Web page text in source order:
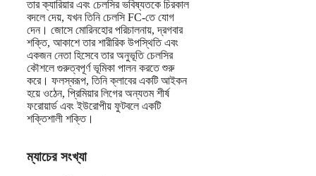
তার ক্যারিয়ার এবং চেলসির ভবিষ্যতকে চিরকাল
বদলে দেয়, যখন তিনি চেলসি FC-তে যোগ
দেন। জোসে মোরিনহোর পরিচালনায়, দ্রগবার
শক্তি, আকাশে তার শারীরিক উপস্থিতি এবং
একজন নেতা হিসেবে তার অনুভূতি চেলসির
কৌশলে গুরুত্বপূর্ণ ভূমিকা পালন করতে শুরু
করে। ফলস্বরূপ, তিনি ক্লাবের একটি আইকন
হয়ে ওঠেন, প্রিমিয়ার লিগের অন্যতম শীর্ষ
ফরোয়ার্ড এবং ইউরোপীয় ফুটবলে একটি
শক্তিশালী শক্তি।
ম্যাচের সংখ্যা